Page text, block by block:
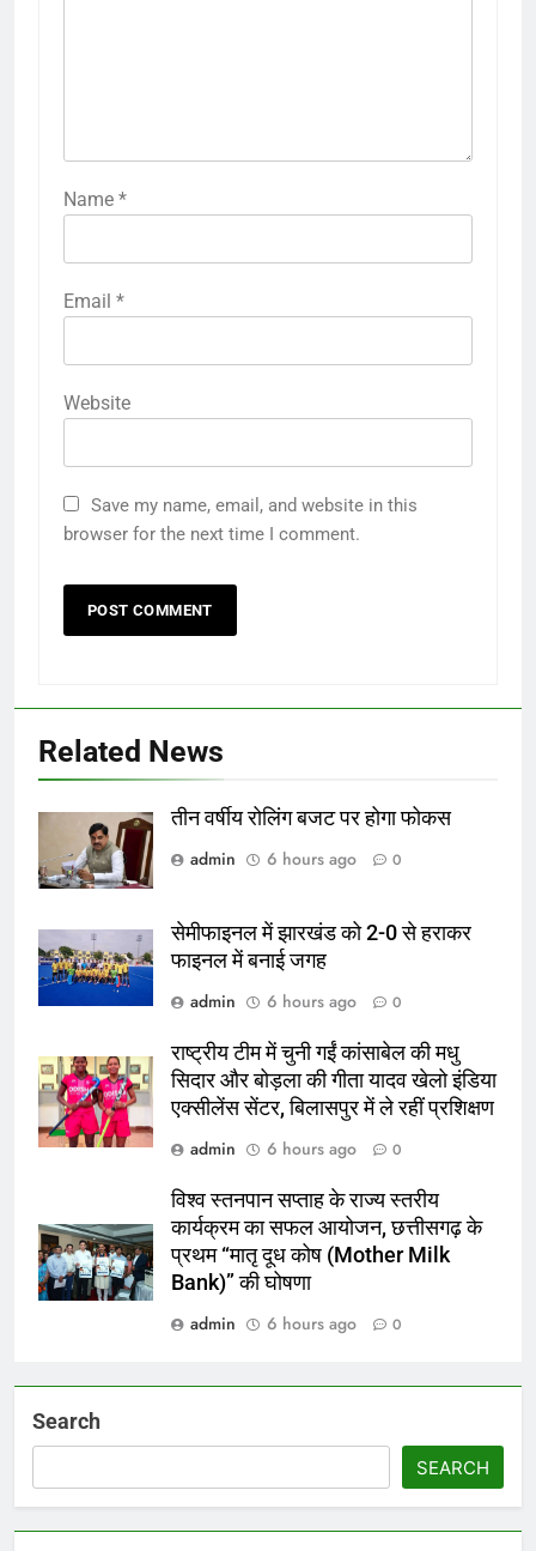
Name *
Email *
Website
Save my name, email, and website in this
browser for the next time I comment.
Related News
तीन वर्षीय रोलिंग बजट पर होगा फोकस
admin
6 hours ago 0
सेमीफाइनल में झारखंड को 2-0 से हराकर
फाइनल में बनाई जगह
admin
6 hours ago 0
राष्ट्रीय टीम में चुनी गईं कांसाबेल की मधु
सिदार और बोड़ला की गीता यादव खेलो इंडिया
एक्सीलेंस सेंटर, बिलासपुर में ले रहीं प्रशिक्षण
admin
6 hours ago 0
विश्व स्तनपान सप्ताह के राज्य स्तरीय
कार्यक्रम का सफल आयोजन, छत्तीसगढ़ के
प्रथम “मातृ दूध कोष (Mother Milk
Bank)” की घोषणा
admin
6 hours ago 0
Search
SEARCH